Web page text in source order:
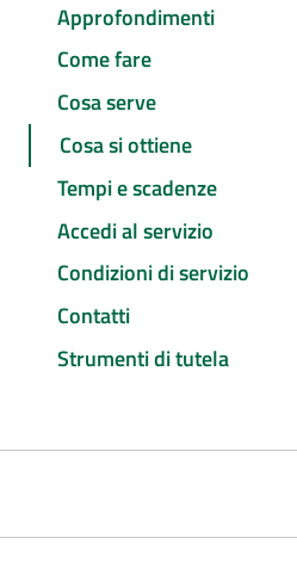
Approfondimenti
Come fare
Cosa serve
Cosa si ottiene
Tempi e scadenze
Accedi al servizio
Condizioni di servizio
Contatti
Strumenti di tutela